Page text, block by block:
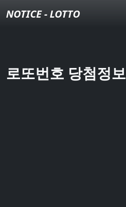
NOTICE - LOTTO
로또번호 당첨정보